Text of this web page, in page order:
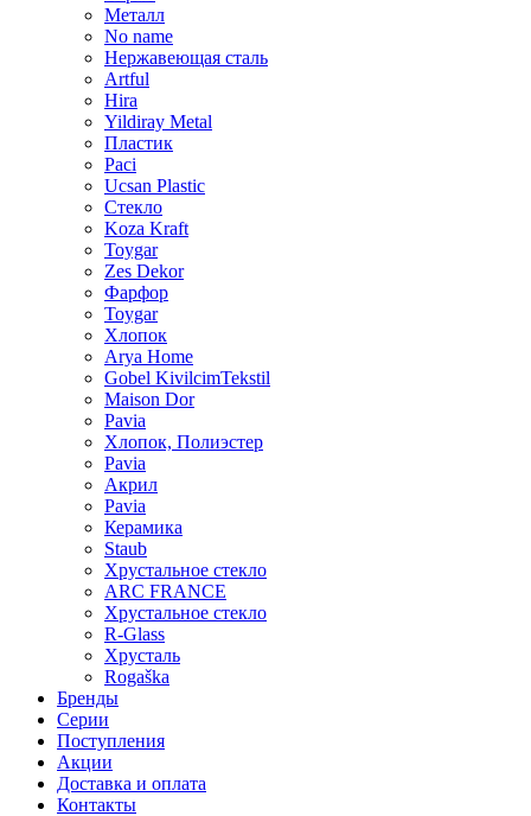
Металл
No name
Нержавеющая сталь
Artful
Hira
Yildiray Metal
Пластик
Paci
Ucsan Plastic
Стекло
Koza Kraft
Toygar
Zes Dekor
Фарфор
Toygar
Хлопок
Arya Home
Gobel KivilcimTekstil
Maison Dor
Pavia
Хлопок, Полиэстер
Pavia
Акрил
Pavia
Керамика
Staub
Хрустальное стекло
ARC FRANCE
Хрустальное стекло
R-Glass
Хрусталь
Rogaška
Бренды
Серии
Поступления
Акции
Доставка и оплата
Контакты